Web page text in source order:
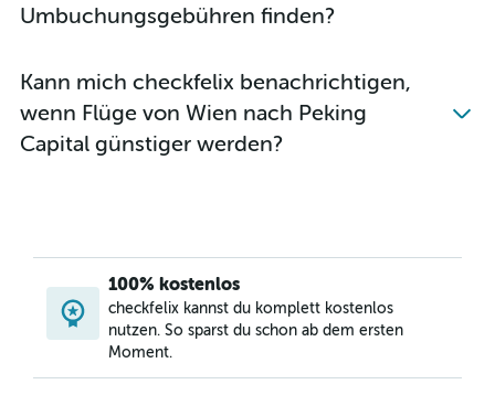
Umbuchungsgebühren finden?
Kann mich checkfelix benachrichtigen,
wenn Flüge von Wien nach Peking
Capital günstiger werden?
100% kostenlos
checkfelix kannst du komplett kostenlos
nutzen. So sparst du schon ab dem ersten
Moment.